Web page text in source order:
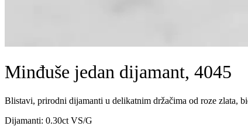
Minđuše jedan dijamant, 4045
Blistavi, prirodni dijamanti u delikatnim držačima od roze zlata,
Dijamanti: 0.30ct VS/G